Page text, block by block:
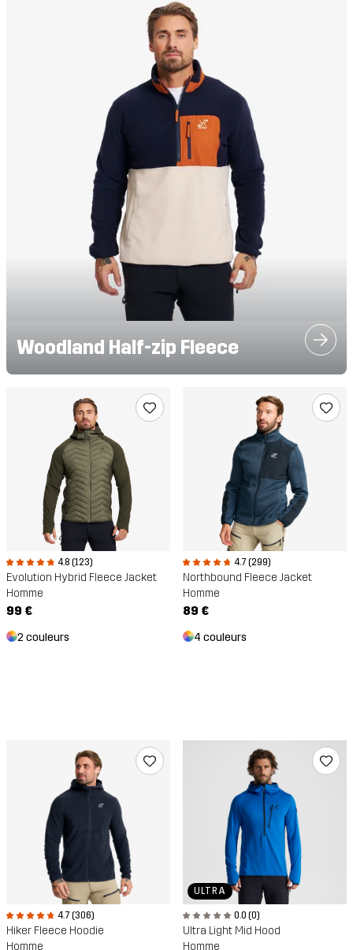
Woodland Half-zip Fleece
4.8 (123)
Evolution Hybrid Fleece Jacket
Homme
99 €
2 couleurs
4.7 (299)
Northbound Fleece Jacket
Homme
89 €
4 couleurs
4.7 (306)
Hiker Fleece Hoodie
Homme
ULTRA
0.0 (0)
Ultra Light Mid Hood
Homme